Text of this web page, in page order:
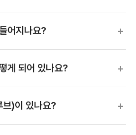
어지나요? +
게 되어 있나요? +
브)이 있나요? +